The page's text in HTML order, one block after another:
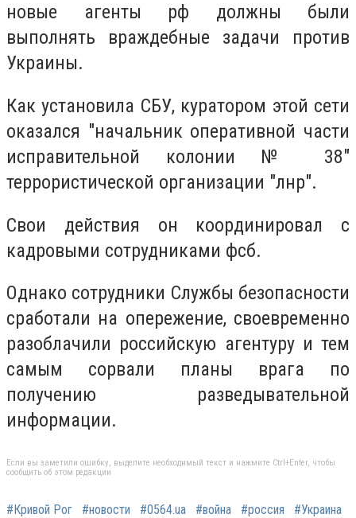
новые агенты рф должны были
выполнять враждебные задачи против
Украины.
Как установила СБУ, куратором этой сети
оказался "начальник оперативной части
исправительной колонии № 38"
террористической организации "лнр".
Свои действия он координировал с
кадровыми сотрудниками фсб.
Однако сотрудники Службы безопасности
сработали на опережение, своевременно
разоблачили российскую агентуру и тем
самым сорвали планы врага по
получению разведывательной
информации.
Если вы заметили ошибку, выделите необходимый текст и нажмите Ctrl+Enter, чтобы
сообщить об этом редакции
#Кривой Рог #новости #0564.ua #война #россия #Украина